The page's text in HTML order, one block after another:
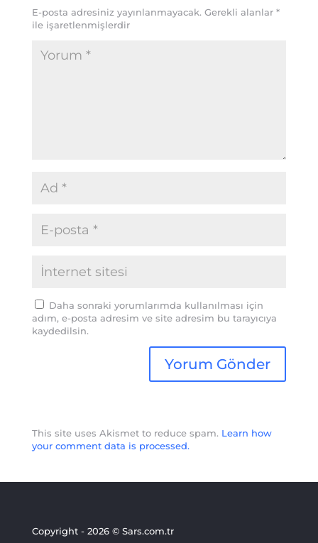
E-posta adresiniz yayınlanmayacak. Gerekli alanlar *
ile işaretlenmişlerdir
Daha sonraki yorumlarımda kullanılması için
adım, e-posta adresim ve site adresim bu tarayıcıya
kaydedilsin.
This site uses Akismet to reduce spam. Learn how
your comment data is processed.
Copyright - 2026 © Sars.com.tr